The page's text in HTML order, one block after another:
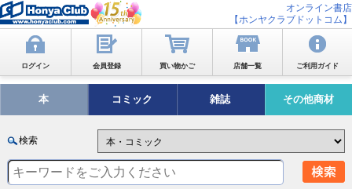
オンライン書店
【ホンヤクラブドットコム】
ログイン 会員登録 買い物かご 店舗一覧 ご利用ガイド
本 コミック 雑誌 その他商材
検索